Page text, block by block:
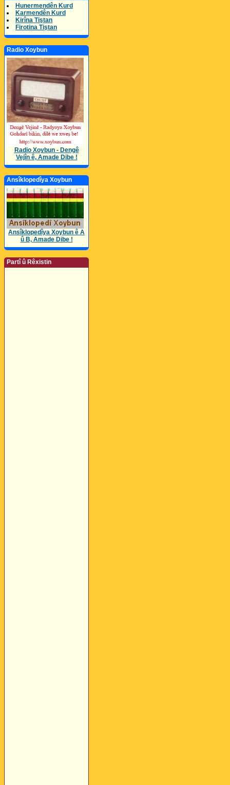
Hunermendên Kurd
Karmendên Kurd
Kirîna Tiştan
Firotina Tiştan
Radio Xoybun
Radio Xoybun - Dengê
Vejîn ê, Amade Dibe !
Ansîklopedîya Xoybun
Ansîklopedîya Xoybun ê A
û B, Amade Dibe !
Partî û Rêxistin